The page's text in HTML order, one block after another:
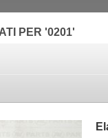
PER '0201'